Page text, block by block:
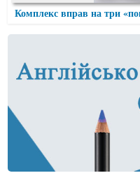
Комплекс вправ на три